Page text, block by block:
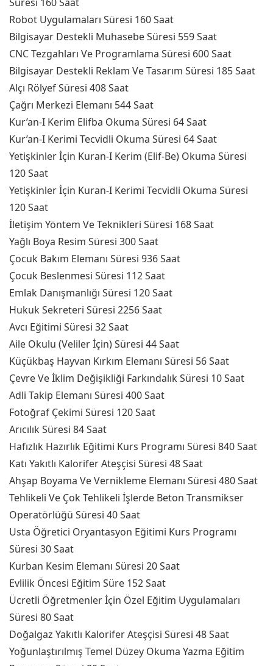
Robot Uygulamaları Süresi 160 Saat
Bilgisayar Destekli Muhasebe Süresi 559 Saat
CNC Tezgahları Ve Programlama Süresi 600 Saat
Bilgisayar Destekli Reklam Ve Tasarım Süresi 185 Saat
Alçı Rölyef Süresi 408 Saat
Çağrı Merkezi Elemanı 544 Saat
Kur’an-I Kerim Elifba Okuma Süresi 64 Saat
Kur’an-I Kerimi Tecvidli Okuma Süresi 64 Saat
Yetişkinler İçin Kuran-I Kerim (Elif-Be) Okuma Süresi
120 Saat
Yetişkinler İçin Kuran-I Kerimi Tecvidli Okuma Süresi
120 Saat
İletişim Yöntem Ve Teknikleri Süresi 168 Saat
Yağlı Boya Resim Süresi 300 Saat
Çocuk Bakım Elemanı Süresi 936 Saat
Çocuk Beslenmesi Süresi 112 Saat
Emlak Danışmanlığı Süresi 120 Saat
Hukuk Sekreteri Süresi 2256 Saat
Avcı Eğitimi Süresi 32 Saat
Aile Okulu (Veliler İçin) Süresi 44 Saat
Küçükbaş Hayvan Kırkım Elemanı Süresi 56 Saat
Çevre Ve İklim Değişikliği Farkındalık Süresi 10 Saat
Adli Takip Elemanı Süresi 400 Saat
Fotoğraf Çekimi Süresi 120 Saat
Arıcılık Süresi 84 Saat
Hafızlık Hazırlık Eğitimi Kurs Programı Süresi 840 Saat
Katı Yakıtlı Kalorifer Ateşçisi Süresi 48 Saat
Ahşap Boyama Ve Vernikleme Elemanı Süresi 480 Saat
Tehlikeli Ve Çok Tehlikeli İşlerde Beton Transmikser
Operatörlüğü Süresi 40 Saat
Usta Öğretici Oryantasyon Eğitimi Kurs Programı
Süresi 30 Saat
Kurban Kesim Elemanı Süresi 20 Saat
Evlilik Öncesi Eğitim Süre 152 Saat
Ücretli Öğretmenler İçin Özel Eğitim Uygulamaları
Süresi 80 Saat
Doğalgaz Yakıtlı Kalorifer Ateşçisi Süresi 48 Saat
Yoğunlaştırılmış Temel Düzey Okuma Yazma Eğitim